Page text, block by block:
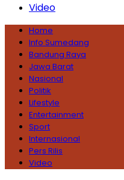
Video
Home
Info Sumedang
Bandung Raya
Jawa Barat
Nasional
Politik
Lifestyle
Entertainment
Sport
Internasional
Pers Rilis
Video